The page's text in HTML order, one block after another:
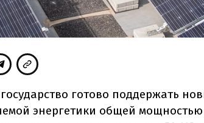
государство готово поддержать
энергетики общей мощностью